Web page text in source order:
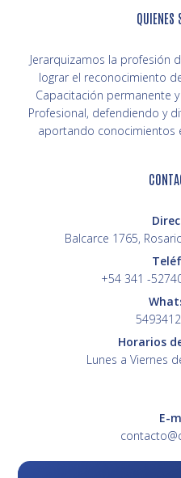
QUIENES
Jerarquizamos la profesión
lograr el reconocimiento
Capacitación permanente
Profesional, defendiendo y
aportando conocimientos
Balcarce 1765,
+54 341 -
Horarios
Lunes a Viernes
E-